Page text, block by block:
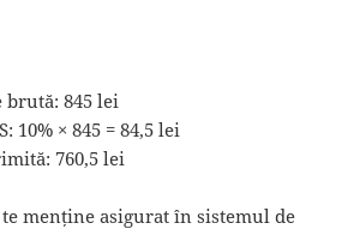
845 lei
10% × 845 = 84,5 lei
760,5 lei
te menține asigurat în sistemul de